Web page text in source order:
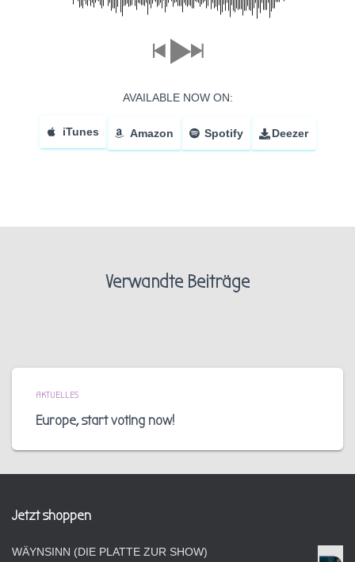
AVAILABLE NOW ON:
iTunes Amazon Spotify Deezer
Verwandte Beiträge
AKTUELLES
Europe, start voting now!
Jetzt shoppen
WÄYNSINN (DIE PLATTE ZUR SHOW)